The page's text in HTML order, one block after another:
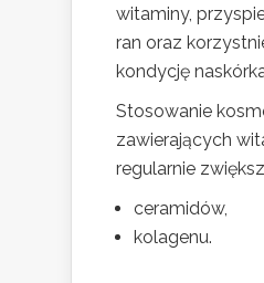
witaminy,
ran oraz
kondycję
Stosowanie
zawierających
regularnie
ceramidów,
kolagenu.